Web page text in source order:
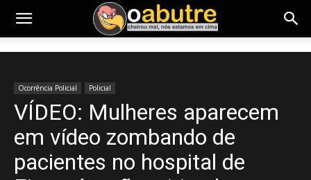
Ocorrência Policial Policial
VÍDEO: Mulheres aparecem
em vídeo zombando de
pacientes no hospital de